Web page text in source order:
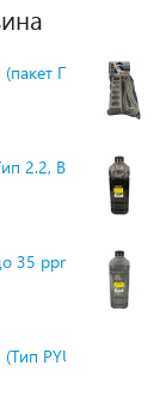
П
2.2, Bk,
35 ppm,
PYU